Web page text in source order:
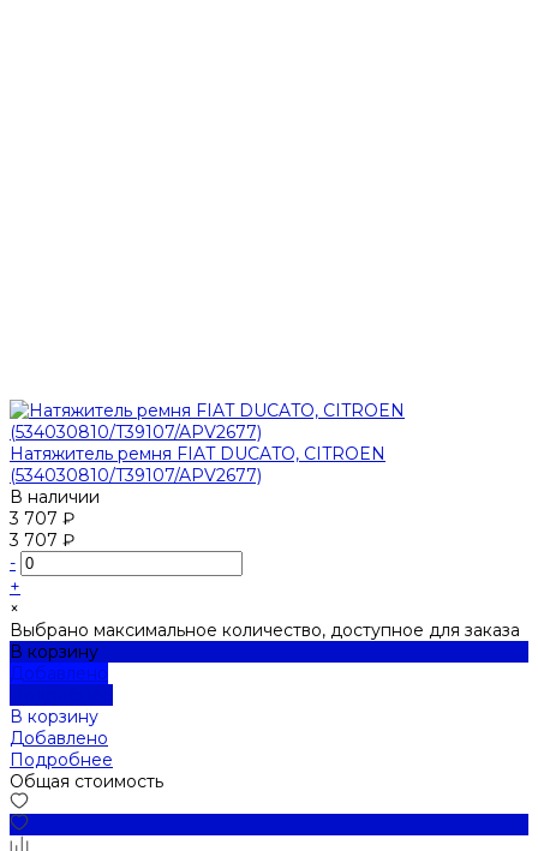
Натяжитель ремня FIAT DUCATO, CITROEN
(534030810/T39107/APV2677)
В наличии
3 707 ₽
3 707 ₽
-
+
×
Выбрано максимальное количество, доступное для заказа
В корзину
Добавлено
В корзину
Добавлено
Подробнее
Общая стоимость